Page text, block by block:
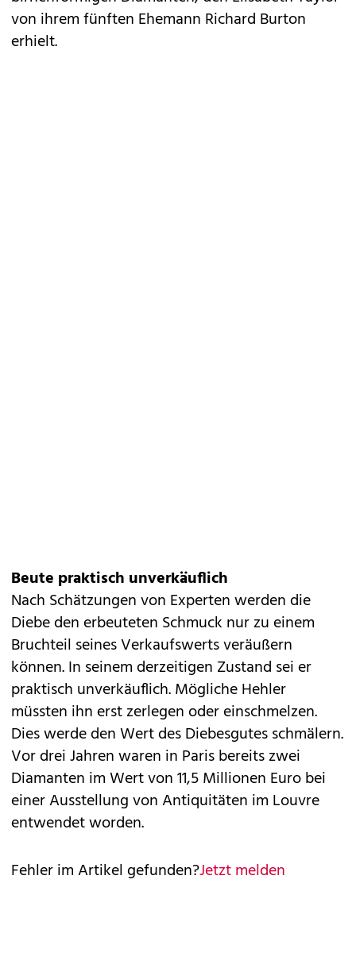
von ihrem fünften Ehemann Richard Burton
erhielt.
Beute praktisch unverkäuflich
Nach Schätzungen von Experten werden die
Diebe den erbeuteten Schmuck nur zu einem
Bruchteil seines Verkaufswerts veräußern
können. In seinem derzeitigen Zustand sei er
praktisch unverkäuflich. Mögliche Hehler
müssten ihn erst zerlegen oder einschmelzen.
Dies werde den Wert des Diebesgutes schmälern.
Vor drei Jahren waren in Paris bereits zwei
Diamanten im Wert von 11,5 Millionen Euro bei
einer Ausstellung von Antiquitäten im Louvre
entwendet worden.
Fehler im Artikel gefunden?Jetzt melden